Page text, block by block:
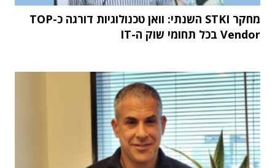
מחקר STKI השנתי: וואן טכנולוגיות דורגה כ-TOP
Vendor בכל תחומי שוק ה-IT